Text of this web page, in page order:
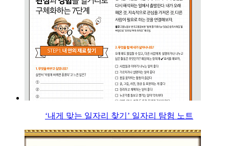
‘내게 맞는 일자리 찾기’ 일자리 탐험 노트